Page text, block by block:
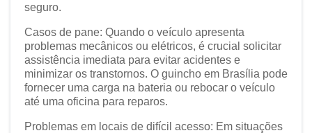
seguro.
Casos de pane: Quando o veículo apresenta
problemas mecânicos ou elétricos, é crucial solicitar
assistência imediata para evitar acidentes e
minimizar os transtornos. O guincho em Brasília pode
fornecer uma carga na bateria ou rebocar o veículo
até uma oficina para reparos.
Problemas em locais de difícil acesso: Em situações